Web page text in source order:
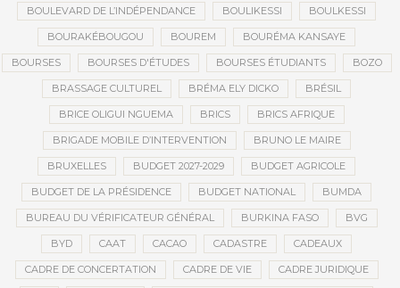
BOULEVARD DE L’INDÉPENDANCE BOULIKESSI BOULKESSI
BOURAKÉBOUGOU BOUREM BOURÉMA KANSAYE
BOURSES BOURSES D'ÉTUDES BOURSES ÉTUDIANTS BOZO
BRASSAGE CULTUREL BRÉMA ELY DICKO BRÉSIL
BRICE OLIGUI NGUEMA BRICS BRICS AFRIQUE
BRIGADE MOBILE D’INTERVENTION BRUNO LE MAIRE
BRUXELLES BUDGET 2027-2029 BUDGET AGRICOLE
BUDGET DE LA PRÉSIDENCE BUDGET NATIONAL BUMDA
BUREAU DU VÉRIFICATEUR GÉNÉRAL BURKINA FASO BVG
BYD CAAT CACAO CADASTRE CADEAUX
CADRE DE CONCERTATION CADRE DE VIE CADRE JURIDIQUE